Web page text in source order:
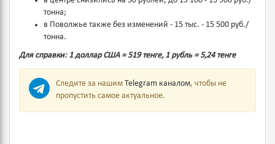
тонна;
в Поволжье также без изменений - 15 тыс. - 15 500 руб./
тонна.
Для справки: 1 доллар США = 519 тенге, 1 рубль = 5,24 тенге
Следите за нашим Telegram каналом, чтобы не
пропустить самое актуальное.